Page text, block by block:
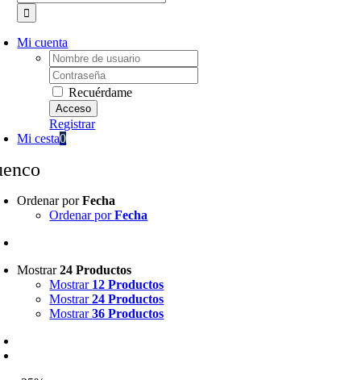
Mi cuenta
Username:
Password:
Recuérdame
Registrar
Mi cesta0
Ordenar porFecha
Ordenar porFecha
Mostrar24 Productos
Mostrar 12 Productos
Mostrar24 Productos
Mostrar36 Productos